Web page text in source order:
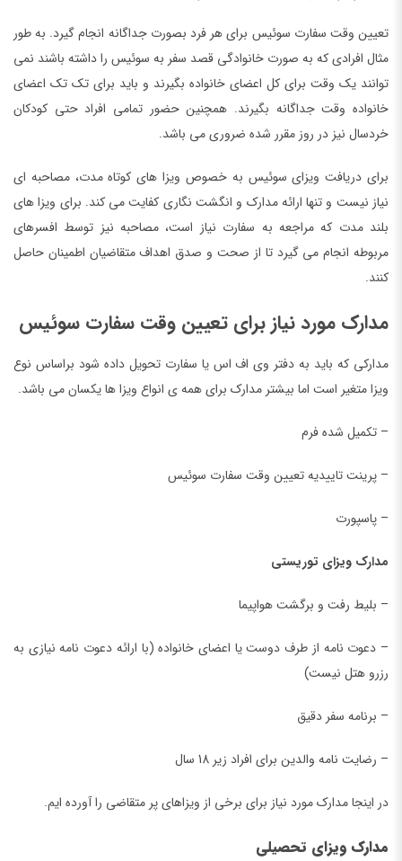
تعیین وقت سفارت سوئیس برای هر فرد بصورت جداگانه انجام گیرد. به طور
مثال افرادی که به صورت خانوادگی قصد سفر به سوئیس را داشته باشند نمی
توانند یک وقت برای کل اعضای خانواده بگیرند و باید برای تک تک اعضای
خانواده وقت جداگانه بگیرند. همچنین حضور تمامی افراد حتی کودکان
خردسال نیز در روز مقرر شده ضروری می باشد.
برای دریافت ویزای سوئیس به خصوص ویزا های کوتاه مدت، مصاحبه ای
نیاز نیست و تنها ارائه مدارک و انگشت نگاری کفایت می کند. برای ویزا های
بلند مدت که مراجعه به سفارت نیاز است، مصاحبه نیز توسط افسرهای
مربوطه انجام می گیرد تا از صحت و صدق اهداف متقاضیان اطمینان حاصل
کنند.
مدارک مورد نیاز برای تعیین وقت سفارت سوئیس
مدارکی که باید به دفتر وی اف اس یا سفارت تحویل داده شود براساس نوع
ویزا متغیر است اما بیشتر مدارک برای همه ی انواع ویزا ها یکسان می باشد.
– تکمیل شده فرم
– پرینت تاییدیه تعیین وقت سفارت سوئیس
– پاسپورت
مدارک ویزای توریستی
– بلیط رفت و برگشت هواپیما
– دعوت نامه از طرف دوست یا اعضای خانواده (با ارائه دعوت نامه نیازی به
رزرو هتل نیست)
– برنامه سفر دقیق
– رضایت نامه والدین برای افراد زیر 18 سال
در اینجا مدارک مورد نیاز برای برخی از ویزاهای پر متقاضی را آورده ایم.
مدارک ویزای تحصیلی